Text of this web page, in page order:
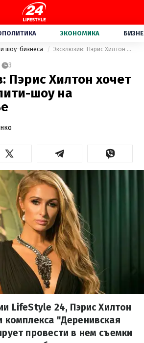
ЭКОНОМИКА
шоу-бизнеса Эксклюзив: Пэрис Хилтон хочет снять реалити-шоу на Закарпатье
3
Пэрис Хилтон хочет
шоу на
LifeStyle 24, Пэрис Хилтон
комплекса "Деренивская
провести в нем съемки